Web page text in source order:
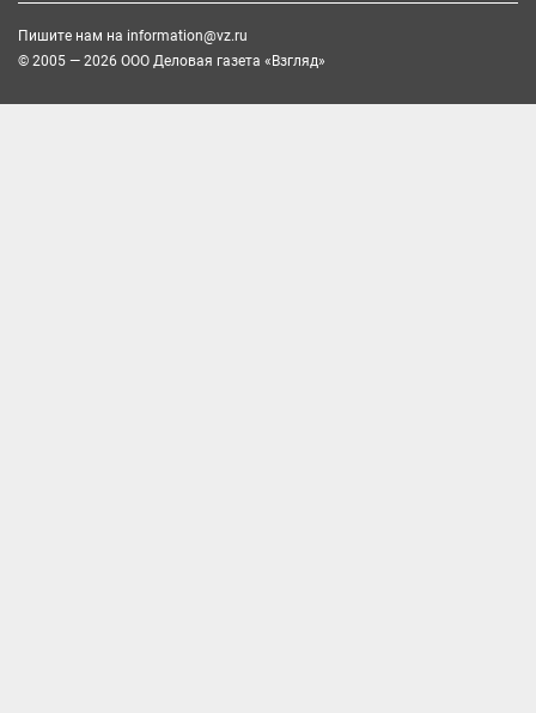
Пишите нам на information@vz.ru
© 2005 — 2026 ООО Деловая газета «Взгляд»